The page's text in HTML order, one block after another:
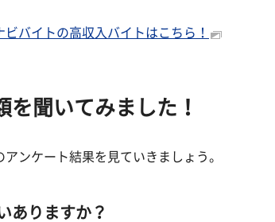
バイトの高収入バイトはこちら！
を聞いてみました！
ンケート結果を見ていきましょう。
ありますか？